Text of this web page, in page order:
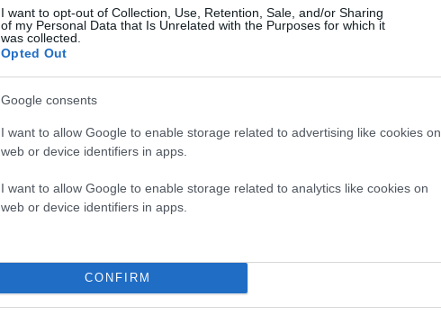
I want to opt-out of Collection, Use, Retention, Sale, and/or Sharing
of my Personal Data that Is Unrelated with the Purposes for which it
was collected.
Opted Out
Google consents
I want to allow Google to enable storage related to advertising like cookies on
web or device identifiers in apps.
I want to allow Google to enable storage related to analytics like cookies on
web or device identifiers in apps.
CONFIRM